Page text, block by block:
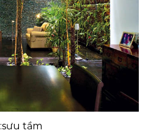
tầm